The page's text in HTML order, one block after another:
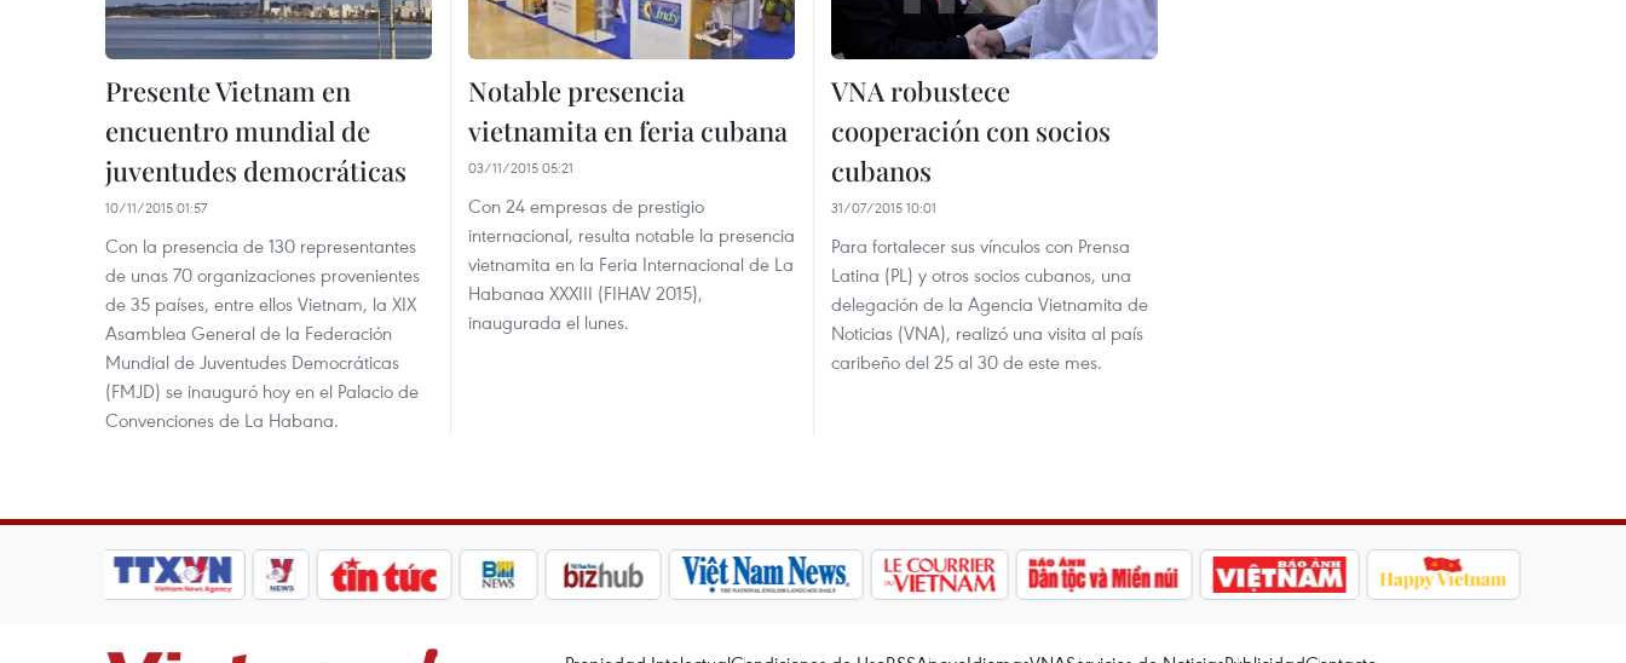
Presente Vietnam en
encuentro mundial de
juventudes democráticas
10/11/2015 01:57
Con la presencia de 130 representantes
de unas 70 organizaciones provenientes
de 35 países, entre ellos Vietnam, la XIX
Asamblea General de la Federación
Mundial de Juventudes Democráticas
(FMJD) se inauguró hoy en el Palacio de
Convenciones de La Habana.
Notable presencia
vietnamita en feria cubana
03/11/2015 05:21
Con 24 empresas de prestigio
internacional, resulta notable la presencia
vietnamita en la Feria Internacional de La
Habanaa XXXIII (FIHAV 2015),
inaugurada el lunes.
VNA robustece
cooperación con socios
cubanos
31/07/2015 10:01
Para fortalecer sus vínculos con Prensa
Latina (PL) y otros socios cubanos, una
delegación de la Agencia Vietnamita de
Noticias (VNA), realizó una visita al país
caribeño del 25 al 30 de este mes.